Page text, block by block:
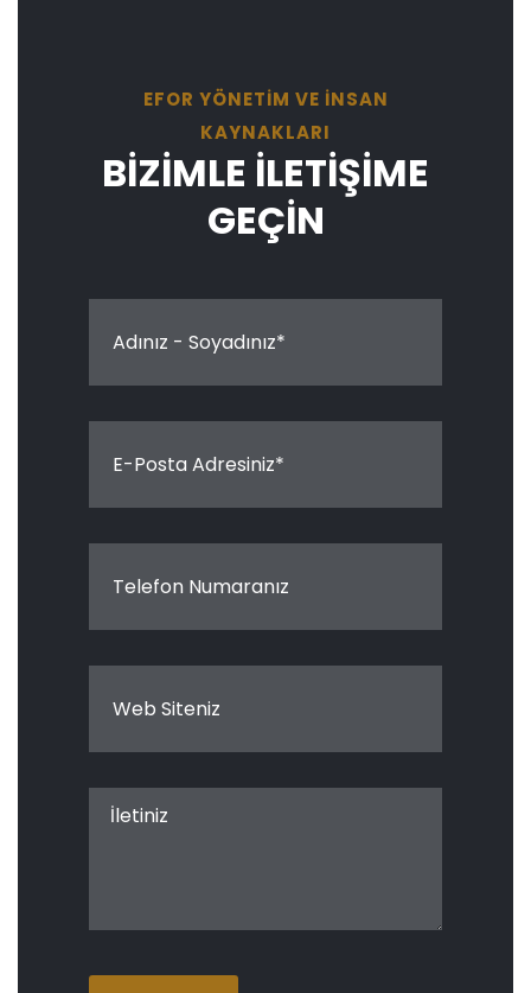
EFOR YÖNETİM VE İNSAN
KAYNAKLARI
BİZİMLE İLETİŞİME
GEÇİN